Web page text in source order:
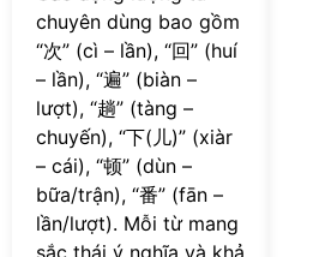
chuyên dùng bao gồm
“次” (cì – lần), “回” (huí
– lần), “遍” (biàn –
lượt), “趟” (tàng –
chuyến), “下(儿)” (xiàr
– cái), “顿” (dùn –
bữa/trận), “番” (fān –
lần/lượt). Mỗi từ mang
sắc thái ý nghĩa và khả